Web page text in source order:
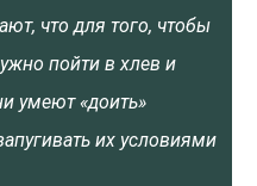
что для того, чтобы
пойти в хлев и
умеют «доить»
их условиями